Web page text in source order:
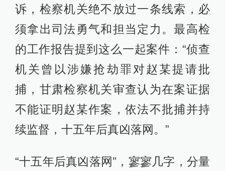
诉，检察机关绝不放过一条线索，必
须拿出司法勇气和担当定力。最高检
的工作报告提到这么一起案件：“侦查
机关曾以涉嫌抢劫罪对赵某提请批
捕，甘肃检察机关审查认为在案证据
不能证明赵某作案，依法不批捕并持
续监督，十五年后真凶落网。”
“十五年后真凶落网”，寥寥几字，分量